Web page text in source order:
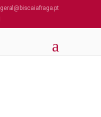
geral@biscaiafraga.pt